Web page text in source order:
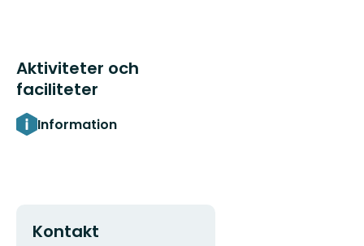
Aktiviteter och
faciliteter
Information
Kontakt